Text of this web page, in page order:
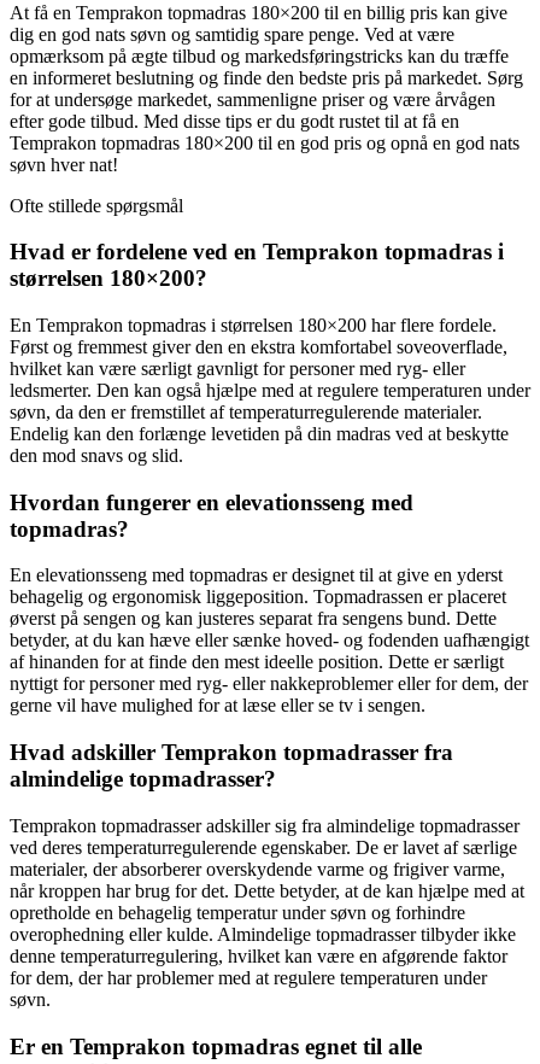
At få en Temprakon topmadras 180×200 til en billig pris kan give
dig en god nats søvn og samtidig spare penge. Ved at være
opmærksom på ægte tilbud og markedsføringstricks kan du træffe
en informeret beslutning og finde den bedste pris på markedet. Sørg
for at undersøge markedet, sammenligne priser og være årvågen
efter gode tilbud. Med disse tips er du godt rustet til at få en
Temprakon topmadras 180×200 til en god pris og opnå en god nats
søvn hver nat!
Ofte stillede spørgsmål
Hvad er fordelene ved en Temprakon topmadras i
størrelsen 180×200?
En Temprakon topmadras i størrelsen 180×200 har flere fordele.
Først og fremmest giver den en ekstra komfortabel soveoverflade,
hvilket kan være særligt gavnligt for personer med ryg- eller
ledsmerter. Den kan også hjælpe med at regulere temperaturen under
søvn, da den er fremstillet af temperaturregulerende materialer.
Endelig kan den forlænge levetiden på din madras ved at beskytte
den mod snavs og slid.
Hvordan fungerer en elevationsseng med
topmadras?
En elevationsseng med topmadras er designet til at give en yderst
behagelig og ergonomisk liggeposition. Topmadrassen er placeret
øverst på sengen og kan justeres separat fra sengens bund. Dette
betyder, at du kan hæve eller sænke hoved- og fodenden uafhængigt
af hinanden for at finde den mest ideelle position. Dette er særligt
nyttigt for personer med ryg- eller nakkeproblemer eller for dem, der
gerne vil have mulighed for at læse eller se tv i sengen.
Hvad adskiller Temprakon topmadrasser fra
almindelige topmadrasser?
Temprakon topmadrasser adskiller sig fra almindelige topmadrasser
ved deres temperaturregulerende egenskaber. De er lavet af særlige
materialer, der absorberer overskydende varme og frigiver varme,
når kroppen har brug for det. Dette betyder, at de kan hjælpe med at
opretholde en behagelig temperatur under søvn og forhindre
overophedning eller kulde. Almindelige topmadrasser tilbyder ikke
denne temperaturregulering, hvilket kan være en afgørende faktor
for dem, der har problemer med at regulere temperaturen under
søvn.
Er en Temprakon topmadras egnet til alle